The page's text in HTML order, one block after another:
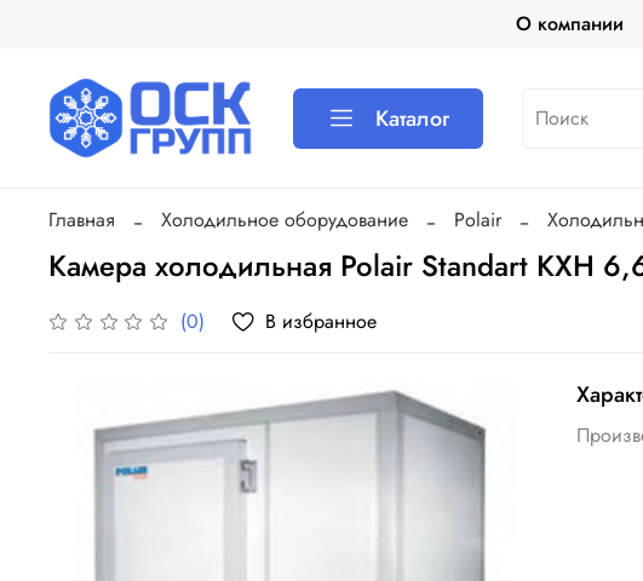
О компании
Каталог
Главная Холодильное оборудование Polair
Камера холодильная Polair Standart КХН
(0) В избранное